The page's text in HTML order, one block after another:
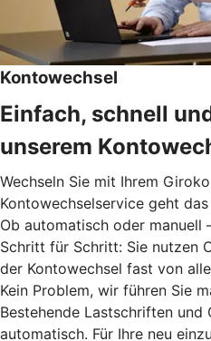
Kontowechsel
Einfach, schnell
unserem
Wechseln Sie mit Ihrem
Kontowechselservice geht
Ob automatisch oder
Schritt für Schritt: Sie nutzen
der Kontowechsel fast von
Kein Problem, wir führen Sie
Bestehende Lastschriften
automatisch. Für Ihre neu